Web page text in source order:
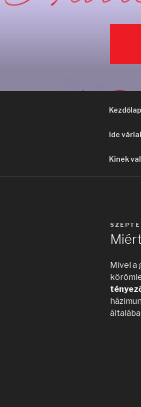
Tartalomhoz
Kezdőlap
Ide
Kinek
Mivel a